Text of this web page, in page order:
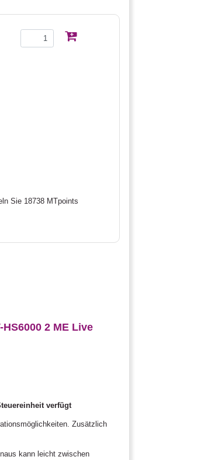
Sie 18738 MTpoints
2 ME Live
verfügt
Zusätzlich
kann leicht zwischen